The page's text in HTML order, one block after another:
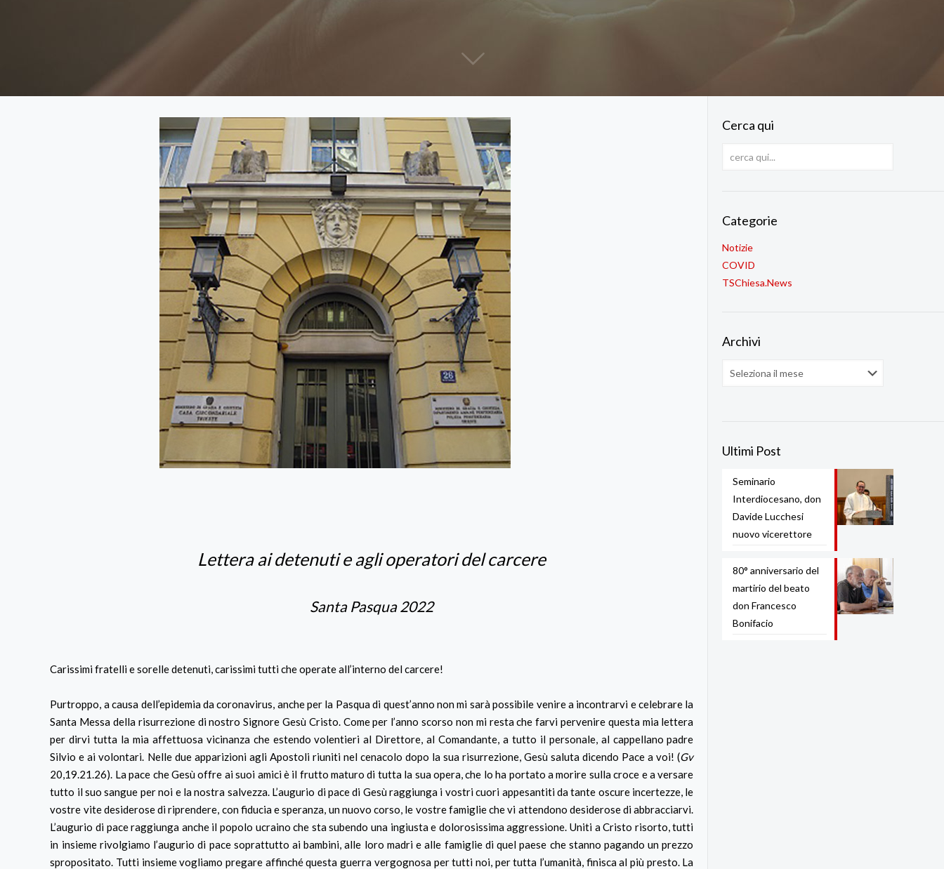
Lettera ai detenuti e agli operatori del carcere
Santa Pasqua 2022
Carissimi fratelli e sorelle detenuti, carissimi tutti che operate all’interno del carcere!
Purtroppo, a causa dell’epidemia da coronavirus, anche per la Pasqua di quest’anno non mi sarà possibile venire a incontrarvi e celebrare la
Santa Messa della risurrezione di nostro Signore Gesù Cristo. Come per l’anno scorso non mi resta che farvi pervenire questa mia lettera
per dirvi tutta la mia affettuosa vicinanza che estendo volentieri al Direttore, al Comandante, a tutto il personale, al cappellano padre
Silvio e ai volontari. Nelle due apparizioni agli Apostoli riuniti nel cenacolo dopo la sua risurrezione, Gesù saluta dicendo Pace a voi! (Gv
20,19.21.26). La pace che Gesù offre ai suoi amici è il frutto maturo di tutta la sua opera, che lo ha portato a morire sulla croce e a versare
tutto il suo sangue per noi e la nostra salvezza. L’augurio di pace di Gesù raggiunga i vostri cuori appesantiti da tante oscure incertezze, le
vostre vite desiderose di riprendere, con fiducia e speranza, un nuovo corso, le vostre famiglie che vi attendono desiderose di abbracciarvi.
L’augurio di pace raggiunga anche il popolo ucraino che sta subendo una ingiusta e dolorosissima aggressione. Uniti a Cristo risorto, tutti
in insieme rivolgiamo l’augurio di pace soprattutto ai bambini, alle loro madri e alle famiglie di quel paese che stanno pagando un prezzo
spropositato. Tutti insieme vogliamo pregare affinché questa guerra vergognosa per tutti noi, per tutta l’umanità, finisca al più presto. La
Cerca qui
Categorie
Notizie
COVID
TSChiesa.News
Archivi
Archivi
Ultimi Post
Seminario
Interdiocesano, don
Davide Lucchesi
nuovo vicerettore
80° anniversario del
martirio del beato
don Francesco
Bonifacio